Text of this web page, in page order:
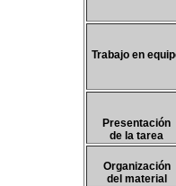
Trabajo en
Presentación
de la tarea
Organización
del material